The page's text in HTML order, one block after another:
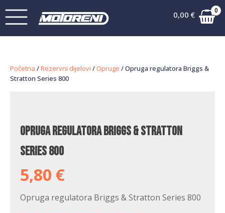
0,00 € 0
Početna /Rezervni dijelovi / Opruge / Opruga regulatora Briggs &
Stratton Series 800
Opruga regulatora Briggs & Stratton
Series 800
5,80 €
Opruga regulatora Briggs & Stratton Series 800